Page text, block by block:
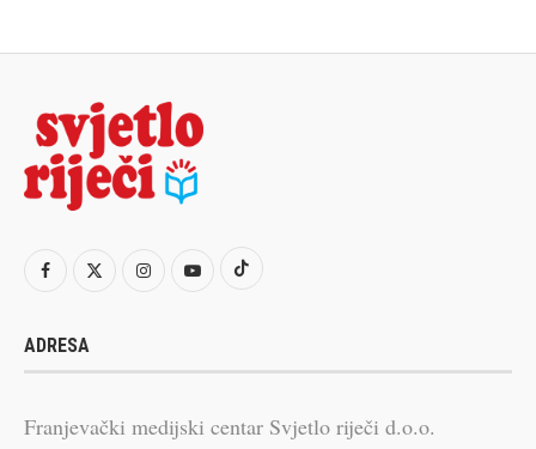
ADRESA
Franjevački medijski centar Svjetlo riječi d.o.o.